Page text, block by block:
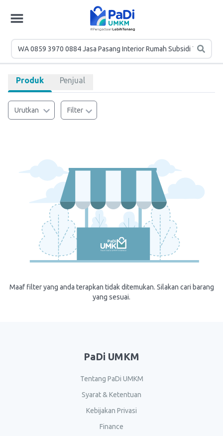
Produk Penjual
Urutkan Filter
Maaf filter yang anda terapkan tidak ditemukan. Silakan cari barang
yang sesuai.
PaDi UMKM
Tentang PaDi UMKM
Syarat & Ketentuan
Kebijakan Privasi
Finance